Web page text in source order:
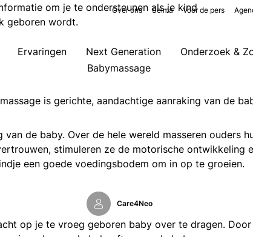
Ervaringen Next Generation Onderzoek &
Over ons Selma Voor de pers
om je te ondersteunen als je kind
geboren wordt.
Babymassage
is gerichte, aandachtige aanraking van de
de baby. Over de hele wereld masseren ouders
stimuleren ze de motorische ontwikkeling
een goede voedingsbodem om in op te groeien.
Care4Neo
op je te vroeg geboren baby over te dragen.